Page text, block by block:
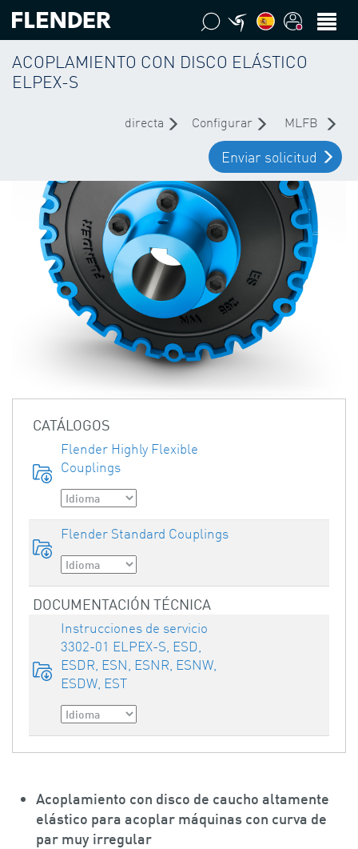
ACOPLAMIENTO CON DISCO ELÁSTICO
ELPEX-S
directa Configurar MLFB
Enviar solicitud
CATÁLOGOS
Flender Highly Flexible
Couplings
Flender Standard Couplings
DOCUMENTACIÓN TÉCNICA
Instrucciones de servicio
3302-01 ELPEX-S, ESD,
ESDR, ESN, ESNR, ESNW,
ESDW, EST
Acoplamiento con disco de caucho altamente
elástico para acoplar máquinas con curva de
par muy irregular